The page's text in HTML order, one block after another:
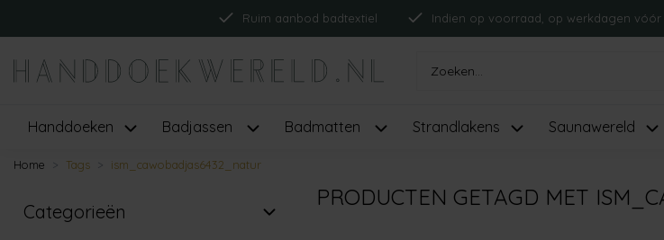
Ruim aanbod badtextiel Indien op voorraad, op werkdagen vóór
Handdoeken Badjassen Badmatten Strandlakens Saunawereld
Home Tags ism_cawobadjas6432_natur
Categorieën
PRODUCTEN GETAGD MET